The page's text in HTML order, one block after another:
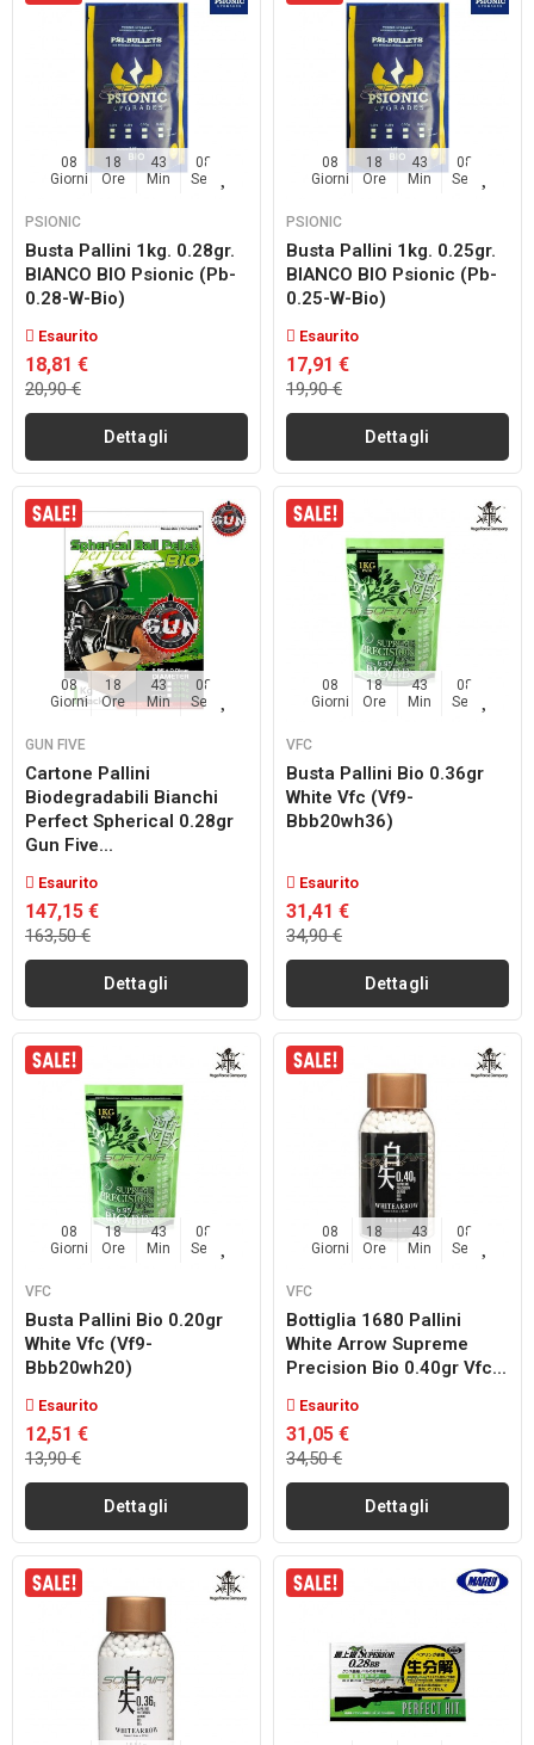
08
Giorni
18
Ore
43
Min
07
Sec
PSIONIC
Busta Pallini 1kg. 0.28gr.
BIANCO BIO Psionic (pb-
0.28-W-Bio)
Esaurito
18,81 €
20,90 €
Dettagli
08
Giorni
18
Ore
43
Min
07
Sec
PSIONIC
Busta Pallini 1kg. 0.25gr.
BIANCO BIO Psionic (pb-
0.25-W-Bio)
Esaurito
17,91 €
19,90 €
Dettagli
08
Giorni
18
Ore
43
Min
07
Sec
GUN FIVE
Cartone Pallini
Biodegradabili Bianchi
Perfect Spherical 0.28gr
Gun Five...
Esaurito
147,15 €
163,50 €
Dettagli
08
Giorni
18
Ore
43
Min
07
Sec
VFC
Busta Pallini Bio 0.36gr
White Vfc (vf9-
Bbb20wh36)
Esaurito
31,41 €
34,90 €
Dettagli
08
Giorni
18
Ore
43
Min
07
Sec
VFC
Busta Pallini Bio 0.20gr
White Vfc (vf9-
Bbb20wh20)
Esaurito
12,51 €
13,90 €
Dettagli
08
Giorni
18
Ore
43
Min
07
Sec
VFC
Bottiglia 1680 Pallini
White Arrow Supreme
Precision Bio 0.40gr Vfc...
Esaurito
31,05 €
34,50 €
Dettagli